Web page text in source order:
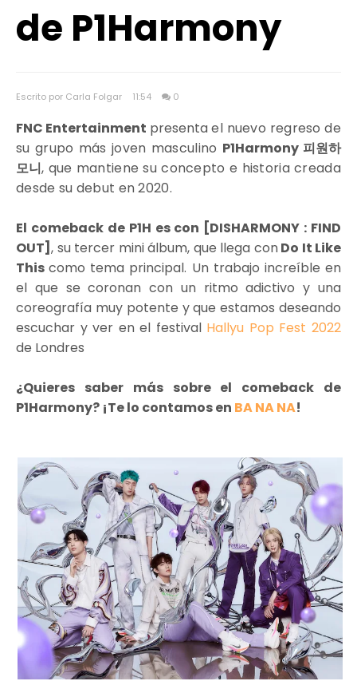
de P1Harmony
Escrito por Carla Folgar 11:54 0
FNC Entertainment presentael nuevo regreso de
su grupo más joven masculino P1Harmony 피원하
모니, que mantiene su concepto e historia creada
desde su debut en2020.
El comeback de P1H es con [DISHARMONY : FIND
OUT] , su tercer mini álbum, que llega conDo It Like
Thiscomo tema principal. Un trabajo increíble en
el que se coronan con un ritmo adictivo y una
coreografía muy potente y que estamos deseando
escuchar y ver en el festival Hallyu Pop Fest 2022
de Londres
¿Quieres saber más sobre el comeback de
P1Harmony? ¡Te lo contamos en BA NA NA!